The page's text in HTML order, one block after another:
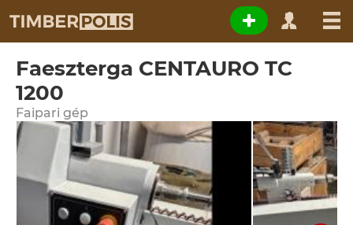
Faeszterga CENTAURO TC
1200
Faipari gép